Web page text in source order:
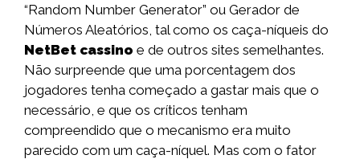
“Random Number Generator” ou Gerador de
Números Aleatórios, tal como os caça-níqueis do
NetBet cassino e de outros sites semelhantes.
Não surpreende que uma porcentagem dos
jogadores tenha começado a gastar mais que o
necessário, e que os críticos tenham
compreendido que o mecanismo era muito
parecido com um caça-níquel. Mas com o fator